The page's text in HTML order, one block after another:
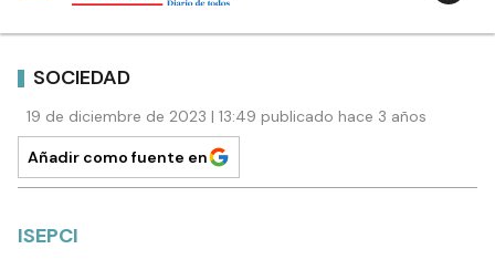
SOCIEDAD
19 de diciembre de 2023 | 13:49 publicado hace 3 años
Añadir como fuente en
ISEPCI